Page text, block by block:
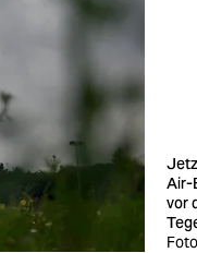
Air-
vor